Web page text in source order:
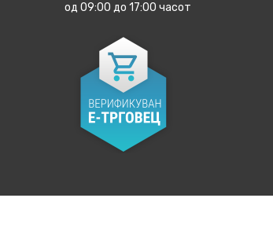
од 09:00 до 17:00 часот